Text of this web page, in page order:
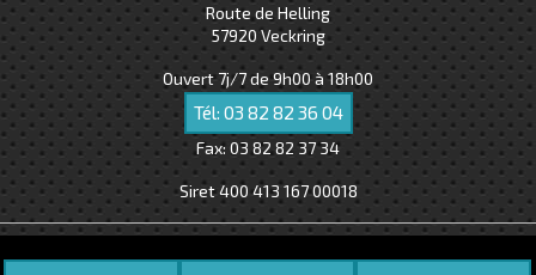
Route de Helling
57920 Veckring
Ouvert 7j/7 de 9h00 à 18h00
Tél: 03 82 82 36 04
Fax: 03 82 82 37 34
Siret 400 413 167 00018